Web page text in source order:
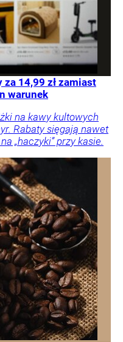
14,99 zł zamiast
warunek
na kawy kultowych
Rabaty sięgają nawet
„haczyki” przy kasie.